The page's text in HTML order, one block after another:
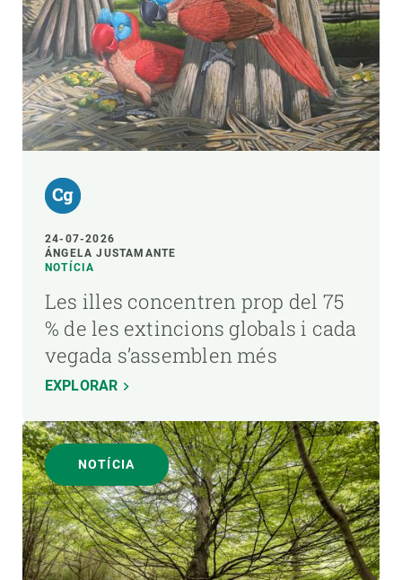
24-07-2026
ÁNGELA JUSTAMANTE
NOTÍCIA
Les illes concentren prop del 75
% de les extincions globals i cada
vegada s’assemblen més
EXPLORAR
NOTÍCIA